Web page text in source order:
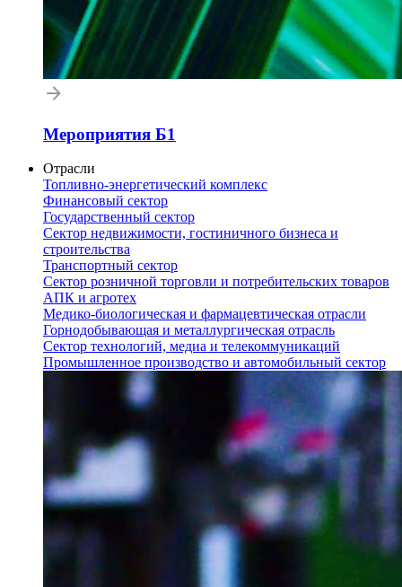
Мероприятия Б1
Отрасли
Топливно-энергетический комплекс
Финансовый сектор
Государственный сектор
Сектор недвижимости, гостиничного бизнеса и
строительства
Транспортный сектор
Сектор розничной торговли и потребительских товаров
АПК и агротех
Медико-биологическая и фармацевтическая отрасли
Горнодобывающая и металлургическая отрасль
Сектор технологий, медиа и телекоммуникаций
Промышленное производство и автомобильный сектор